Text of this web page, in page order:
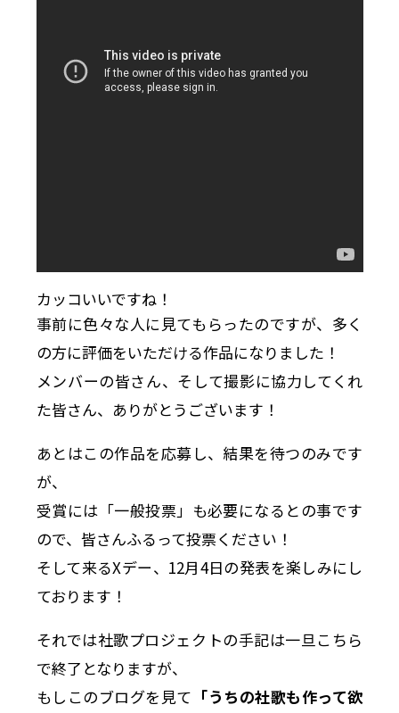
カッコいいですね！
事前に色々な人に見てもらったのですが、多く
の方に評価をいただける作品になりました！
メンバーの皆さん、そして撮影に協力してくれ
た皆さん、ありがとうございます！
あとはこの作品を応募し、結果を待つのみです
が、
受賞には「一般投票」も必要になるとの事です
ので、皆さんふるって投票ください！
そして来るXデー、12月4日の発表を楽しみにし
ております！
それでは社歌プロジェクトの手記は一旦こちら
で終了となりますが、
もしこのブログを見て 「うちの社歌も作って欲